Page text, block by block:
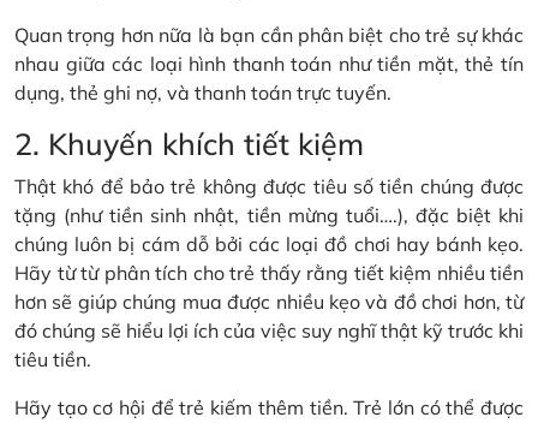
Quan trọng hơn nữa là bạn cần phân biệt cho trẻ sự khác
nhau giữa các loại hình thanh toán như tiền mặt, thẻ tín
dụng, thẻ ghi nợ, và thanh toán trực tuyến.
2. Khuyến khích tiết kiệm
Thật khó để bảo trẻ không được tiêu số tiền chúng được
tặng (như tiền sinh nhật, tiền mừng tuổi….), đặc biệt khi
chúng luôn bị cám dỗ bởi các loại đồ chơi hay bánh kẹo.
Hãy từ từ phân tích cho trẻ thấy rằng tiết kiệm nhiều tiền
hơn sẽ giúp chúng mua được nhiều kẹo và đồ chơi hơn, từ
đó chúng sẽ hiểu lợi ích của việc suy nghĩ thật kỹ trước khi
tiêu tiền.
Hãy tạo cơ hội để trẻ kiếm thêm tiền. Trẻ lớn có thể được